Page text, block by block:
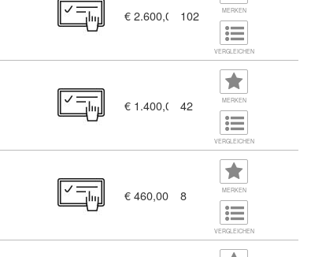
€ 2.600,00 102 MERKEN
VERGLEICHEN
(11456366) € 1.400,00 42 MERKEN
VERGLEICHEN
€ 460,00 8 MERKEN
VERGLEICHEN